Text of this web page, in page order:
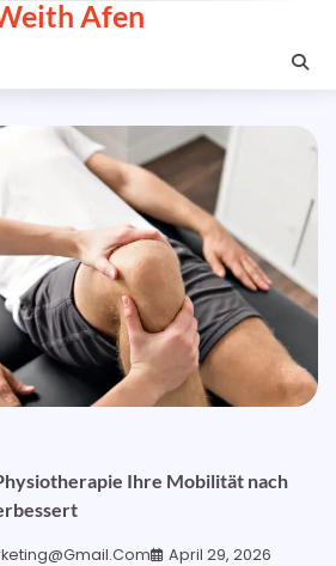
Afen
Ihre Mobilität nach
April 29, 2026